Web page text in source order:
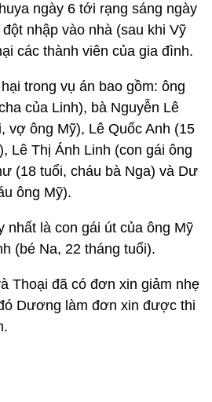
ngày 6 tới rạng sáng ngày
nhập vào nhà (sau khi Vỹ
các thành viên của gia đình.
trong vụ án bao gồm: ông
của Linh), bà Nguyễn Lê
vợ ông Mỹ), Lê Quốc Anh (15
Lê Thị Ánh Linh (con gái ông
(18 tuổi, cháu bà Nga) và Dư
ông Mỹ).
nhất là con gái út của ông Mỹ
(bé Na, 22 tháng tuổi).
Thoại đã có đơn xin giảm nhẹ
Dương làm đơn xin được thi